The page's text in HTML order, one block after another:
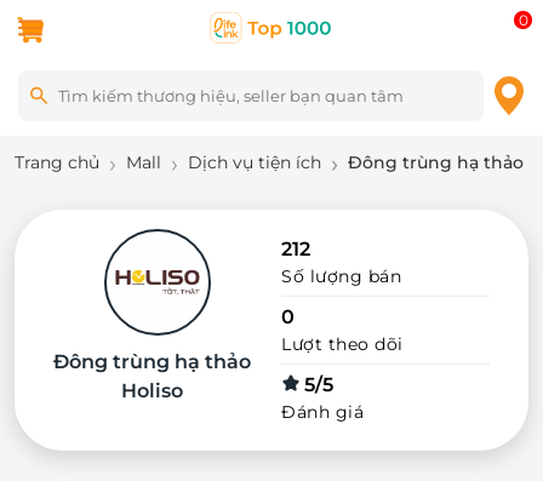
0
Trang chủ Mall Dịch vụ tiện ích Đông trùng hạ thảo
Đông trùng hạ thảo
Holiso
212
Số lượng bán
0
Lượt theo dõi
5/5
Đánh giá